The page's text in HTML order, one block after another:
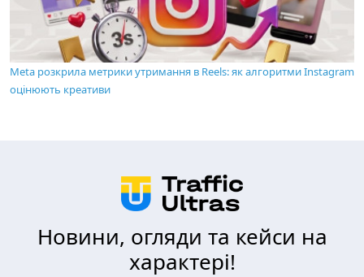
Meta розкрила метрики утримання в Reels: як алгоритми Instagram
оцінюють креативи
Новини, огляди та кейси на
характері!